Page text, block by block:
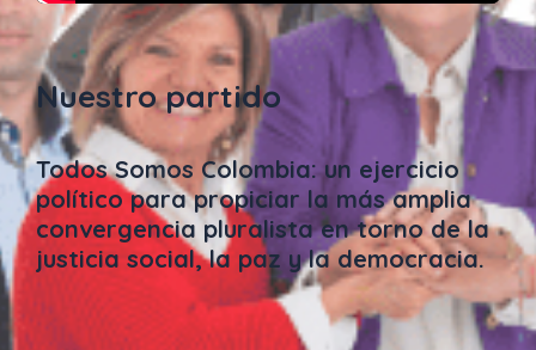
Nuestro partido
Todos Somos Colombia: un ejercicio
político para propiciar la más amplia
convergencia pluralista en torno de la
justicia social, la paz y la democracia.